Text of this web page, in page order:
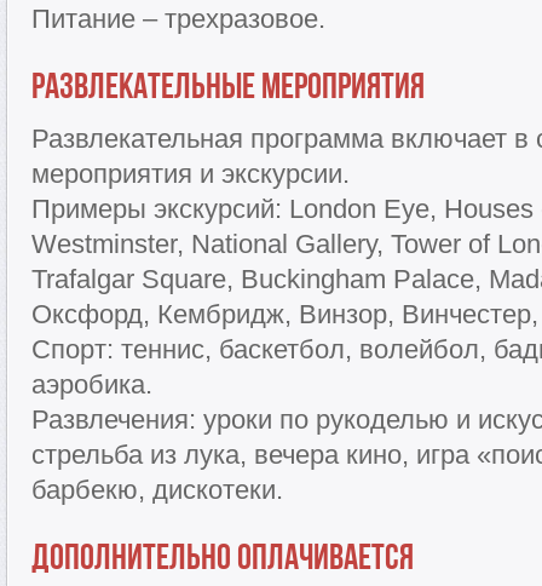
Питание – трехразовое.
Развлекательные мероприятия
Развлекательная программа включает в
мероприятия и экскурсии.
Примеры экскурсий: London Eye,
Westminster, National Gallery, Tower of
Trafalgar Square, Buckingham Palace,
Оксфорд, Кембридж, Винзор,
Спорт: теннис, баскетбол, волейбол,
аэробика.
Развлечения: уроки по рукоделью и
стрельба из лука, вечера кино, игра
барбекю, дискотеки.
Дополнительно оплачивается